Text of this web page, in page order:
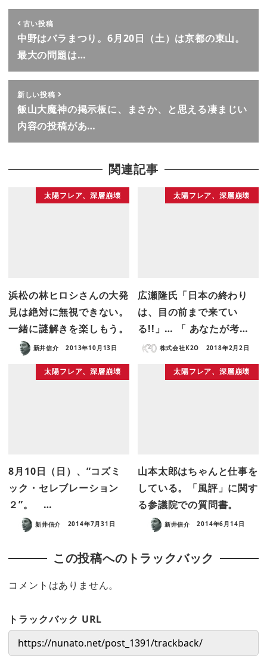
古い投稿
中野はバラまつり。6月20日（土）は京都の東山。
最大の問題は…
新しい投稿
飯山大魔神の掲示板に、まさか、と思える凄まじい
内容の投稿があ…
関連記事
太陽フレア、深層崩壊
浜松の林ヒロシさんの大発
見は絶対に無視できない。
一緒に謎解きを楽しもう。
新井信介 2013年10月13日
太陽フレア、深層崩壊
広瀬隆氏「日本の終わり
は、目の前まで来てい
る!!」… 「 あなたが考…
株式会社K2O 2018年2月2日
太陽フレア、深層崩壊
8月10日（日）、”コズミ
ック・セレブレーション
２”。 …
新井信介 2014年7月31日
太陽フレア、深層崩壊
山本太郎はちゃんと仕事を
している。「風評」に関す
る参議院での質問書。
新井信介 2014年6月14日
この投稿へのトラックバック
コメントはありません。
トラックバック URL